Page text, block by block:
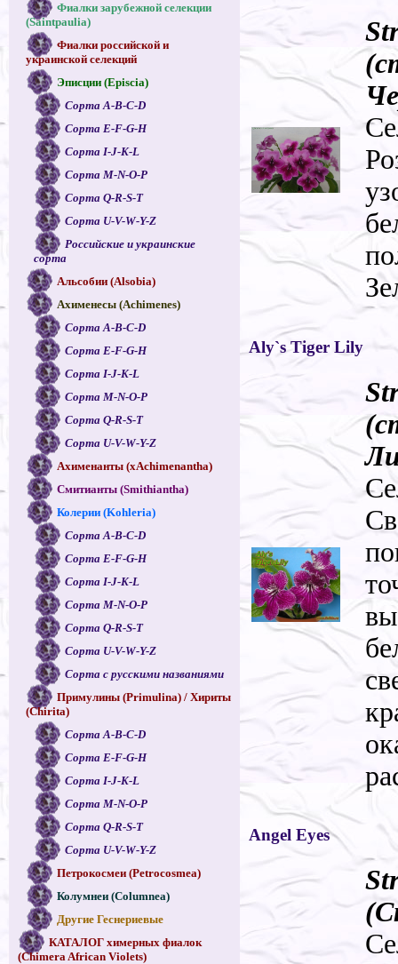
Фиалки зарубежной селекции
(Saintpaulia)
Фиалки российской и
украинской селекций
Эписции (Episcia)
Сорта A-B-C-D
Сорта E-F-G-H
Сорта I-J-K-L
Сорта M-N-O-P
Сорта Q-R-S-T
Сорта U-V-W-Y-Z
Российские и украинские
сорта
Альсобии (Alsobia)
Ахименесы (Achimenes)
Сорта A-B-C-D
Сорта E-F-G-H
Сорта I-J-K-L
Сорта M-N-O-P
Сорта Q-R-S-T
Сорта U-V-W-Y-Z
Ахименанты (xAchimenantha)
Смитианты (Smithiantha)
Колерии (Kohleria)
Сорта A-B-C-D
Сорта E-F-G-H
Сорта I-J-K-L
Сорта M-N-O-P
Сорта Q-R-S-T
Сорта U-V-W-Y-Z
Сорта с русскими названиями
Примулины (Primulina) / Хириты
(Chirita)
Сорта A-B-C-D
Сорта E-F-G-H
Сорта I-J-K-L
Сорта M-N-O-P
Сорта Q-R-S-T
Сорта U-V-W-Y-Z
Петрокосмеи (Petrocosmea)
Колумнеи (Columnea)
Другие Геснериевые
КАТАЛОГ химерных фиалок
(Chimera African Violets)
Aly`s Tiger Lily
Angel Eyes